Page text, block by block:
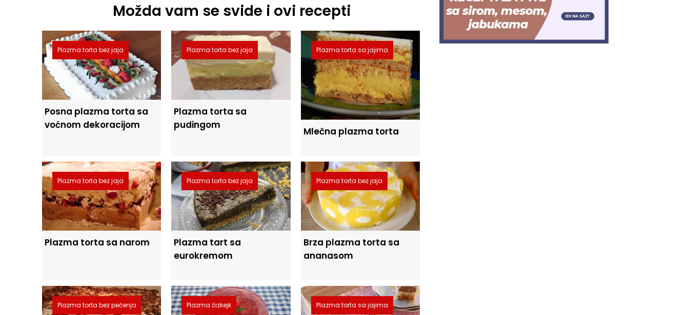
Možda vam se svide i ovi recepti
Plazma torta bez jaja
Posna plazma torta sa
voćnom dekoracijom
Plazma torta bez jaja
Plazma torta sa
pudingom
Plazma torta sa jajima
Mlečna plazma torta
Plazma torta bez jaja
Plazma torta sa narom
Plazma torta bez jaja
Plazma tart sa
eurokremom
Plazma torta bez jaja
Brza plazma torta sa
ananasom
Plazma torta bez pečenja Plazma čizkejk Plazma torta sa jajima